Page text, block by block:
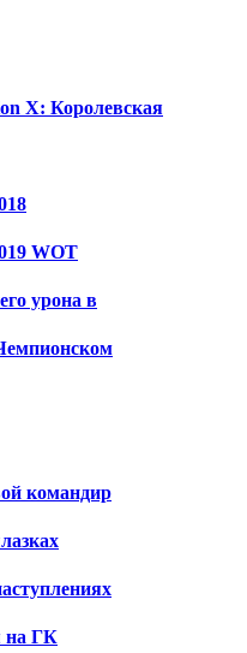
X: Королевская
WOT
урона в
командир
на ГК